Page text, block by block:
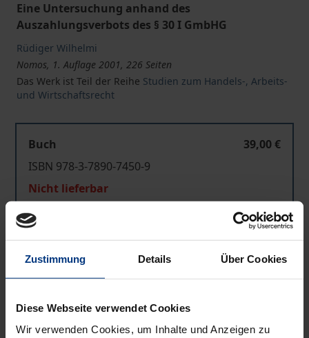
Zustimmung Details Über Cookies
Diese Webseite verwendet Cookies
Wir verwenden Cookies, um Inhalte und Anzeigen zu
Eine Untersuchung anhand des
Auszahlungsverbots des § 30 I GmbHG
Rüdiger Wilhelmi
Nomos, 1. Auflage 2001, 226 Seiten
Das Werk ist Teil der Reihe Studien zum Handels-, Arbeits-
und Wirtschaftsrecht
Buch
39,00 €
ISBN 978-3-7890-7450-9
Nicht lieferbar
In den Warenkorb
Zur Wunschliste hinzufügen